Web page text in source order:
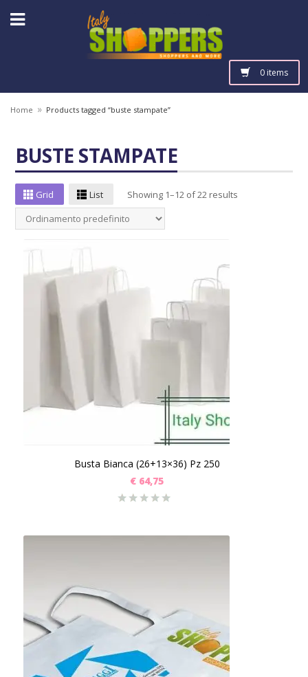
0 items
Home » Products tagged “buste stampate”
BUSTE STAMPATE
Grid List Showing 1–12 of 22 results
Busta Bianca (26+13×36) Pz 250
€ 64,75